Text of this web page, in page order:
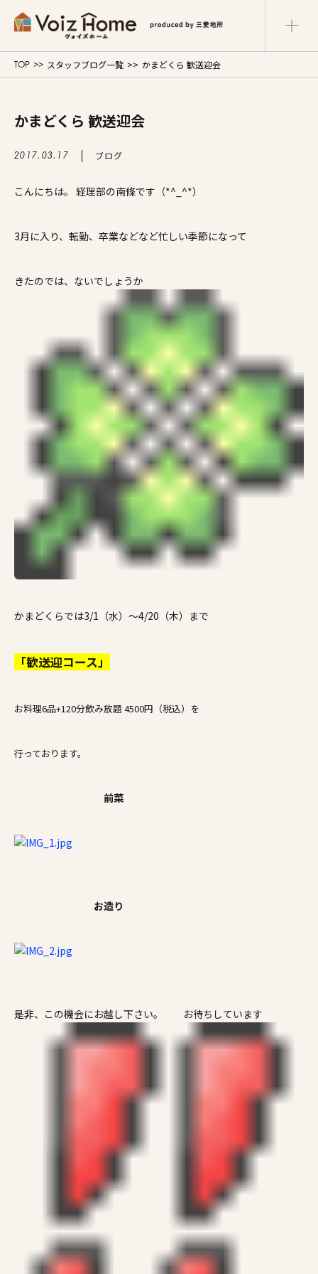
よくある質問 来場予約 資料請求
新着情報
スタッフブログ
会員登録
コーポレートサイト リフォームサイト
マンションサイト
Voiz Homeの家づくり
商品ラインナップ
展示場・モデルハウス
家づくりコラム
TOP スタッフブログ一覧 かまどくら 歓送迎会
かまどくら 歓送迎会
2017.03.17 ブログ
こんにちは。 経理部の南條です（*^_^*）
3月に入り、転勤、卒業などなど忙しい季節になって
きたのでは、ないでしょうか
かまどくらでは3/1（水）～4/20（木）まで
「歓送迎コース」
お料理6品+120分飲み放題 4500円（税込）を
行っております。
前菜
お造り
是非、この機会にお越し下さい。 お待ちしています